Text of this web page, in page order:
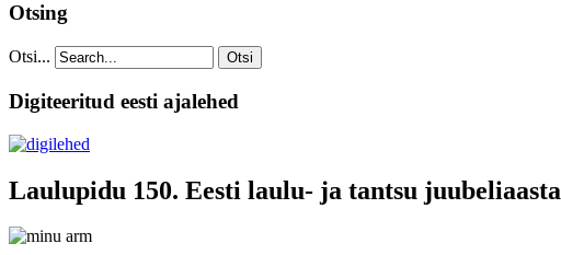
Otsing
Otsi... Otsi
Digiteeritud eesti ajalehed
Laulupidu 150. Eesti laulu- ja tantsu juubeliaasta